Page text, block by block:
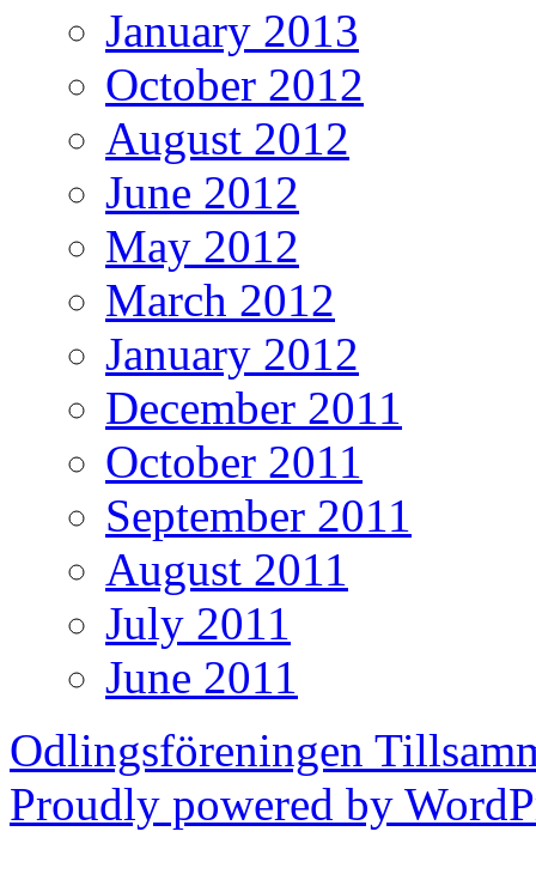
January 2013
October 2012
August 2012
June 2012
May 2012
March 2012
January 2012
December 2011
October 2011
September 2011
August 2011
July 2011
June 2011
Odlingsföreningen
Proudly powered by